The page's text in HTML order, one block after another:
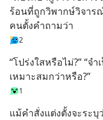
ร้อนที่ถูกวิพากษ์วิจาร
คนตั้งคำถามว่า
2
“โปร่งใสหรือไม่?” “จ
เหมาะสมกว่าหรือ?”
1
แม้คำสั่งแต่งตั้งจะระบุ